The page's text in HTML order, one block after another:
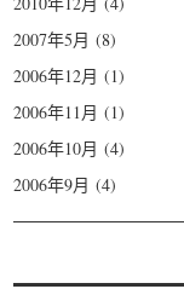
2007年5月 (8)
2006年12月 (1)
2006年11月 (1)
2006年10月 (4)
2006年9月 (4)